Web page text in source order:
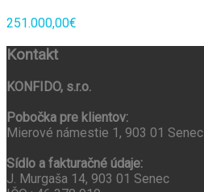
251.000,00€
Kontakt
KONFIDO, s.r.o.
Pobočka pre klientov:
Mierové námestie 1, 903 01 Senec
Sídlo a fakturačné údaje:
J. Murgaša 14, 903 01 Senec